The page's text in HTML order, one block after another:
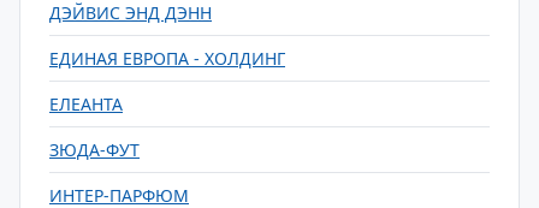
ДЭЙВИС ЭНД ДЭНН
ЕДИНАЯ ЕВРОПА - ХОЛДИНГ
ЕЛЕАНТА
ЗЮДА-ФУТ
ИНТЕР-ПАРФЮМ